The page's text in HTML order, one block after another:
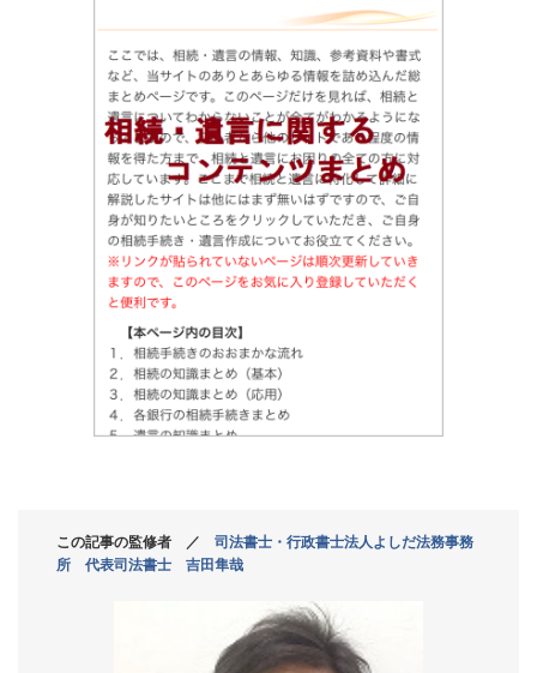
この記事の監修者 ／ 司法書士・行政書士法人よしだ法務事務
所 代表司法書士 吉田隼哉